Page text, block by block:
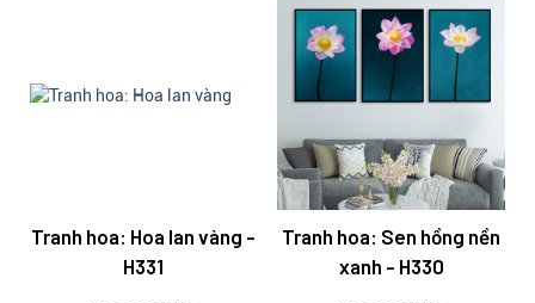
Tranh hoa: Hoa lan vàng -
H331
Tranh hoa: Sen hồng nền
xanh - H330